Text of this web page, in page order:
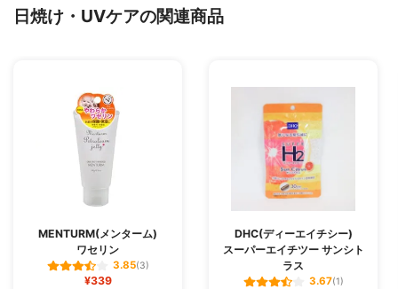
日焼け・UVケアの関連商品
MENTURM(メンターム)
ワセリン
3.85(3)
¥339
DHC(ディーエイチシー)
スーパーエイチツー サンシト
ラス
3.67(1)